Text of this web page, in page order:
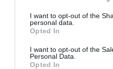
not limited to your visit or
grant or deny consent to
use your data for below
consent section.
I want to opt-out of the
personal data.
Opted In
I want to opt-out of the
Personal Data.
Opted In